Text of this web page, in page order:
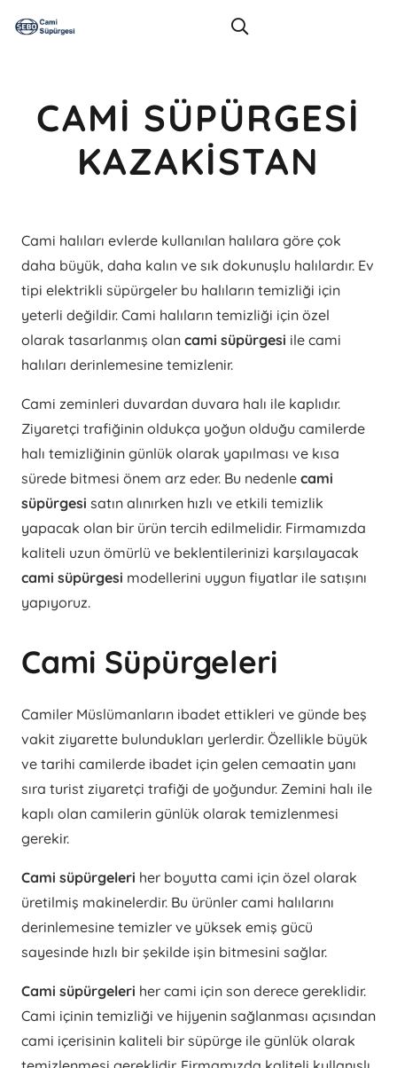
CAMI SÜPÜRGESI
KAZAKISTAN
Cami halıları evlerde kullanılan halılara göre çok
daha büyük, daha kalın ve sık dokunuşlu halılardır. Ev
tipi elektrikli süpürgeler bu halıların temizliği için
yeterli değildir. Cami halıların temizliği için özel
olarak tasarlanmış olan cami süpürgesi ile cami
halıları derinlemesine temizlenir.
Cami zeminleri duvardan duvara halı ile kaplıdır.
Ziyaretçi trafiğinin oldukça yoğun olduğu camilerde
halı temizliğinin günlük olarak yapılması ve kısa
sürede bitmesi önem arz eder. Bu nedenle cami
süpürgesi satın alınırken hızlı ve etkili temizlik
yapacak olan bir ürün tercih edilmelidir. Firmamızda
kaliteli uzun ömürlü ve beklentilerinizi karşılayacak
cami süpürgesi modellerini uygun fiyatlar ile satışını
yapıyoruz.
Cami Süpürgeleri
Camiler Müslümanların ibadet ettikleri ve günde beş
vakit ziyarette bulundukları yerlerdir. Özellikle büyük
ve tarihi camilerde ibadet için gelen cemaatin yanı
sıra turist ziyaretçi trafiği de yoğundur. Zemini halı ile
kaplı olan camilerin günlük olarak temizlenmesi
gerekir.
Cami süpürgeleri her boyutta cami için özel olarak
üretilmiş makinelerdir. Bu ürünler cami halılarını
derinlemesine temizler ve yüksek emiş gücü
sayesinde hızlı bir şekilde işin bitmesini sağlar.
Cami süpürgeleri her cami için son derece gereklidir.
Cami içinin temizliği ve hijyenin sağlanması açısından
cami içerisinin kaliteli bir süpürge ile günlük olarak